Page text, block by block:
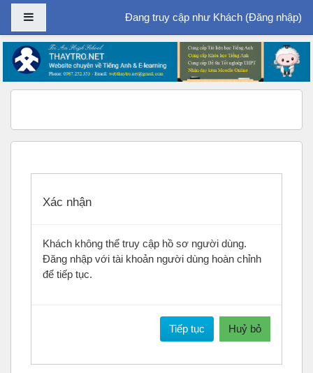
Chuyển tới nội dung chính
Bảng điều khiển cạnhĐang truy cập như Khách (Đăng nhập)
Xác nhận
Khách không thể truy cập hồ sơ người dùng.
Đăng nhập với tài khoản người dùng hoàn chỉnh
để tiếp tục.
Tiếp tục Huỷ bỏ